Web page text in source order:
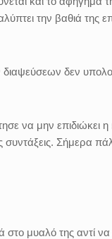
την βαθιά της
δεν
να μην επιδιώκει
Σήμερα
μυαλό της αντί να